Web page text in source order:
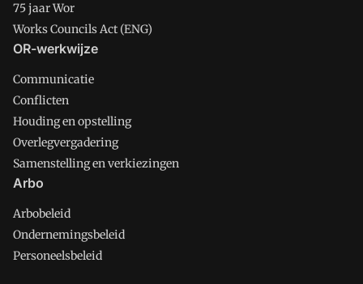
75 jaar Wor
Works Councils Act (ENG)
OR-werkwijze
Communicatie
Conflicten
Houding en opstelling
Overlegvergadering
Samenstelling en verkiezingen
Arbo
Arbobeleid
Ondernemingsbeleid
Personeelsbeleid